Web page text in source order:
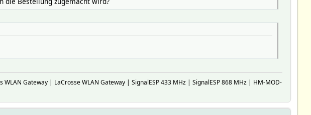
Gateway | LaCrosse WLAN Gateway | SignalESP 433 MHz | SignalESP 868 MHz | HM-MOD-